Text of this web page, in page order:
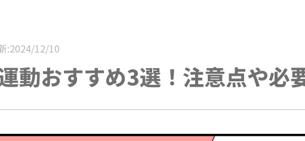
:2024/12/10
動おすすめ3選！注意点や必